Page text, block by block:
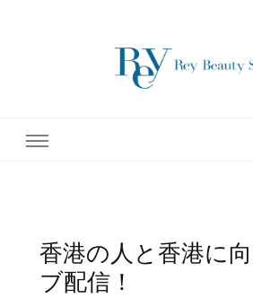
テ開設45年の実績を誇る本格エステだからこそ、
香港の人と香港に
ブ配信！